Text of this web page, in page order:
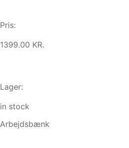
Pris:
1399.00 KR.
Lager:
in stock
Arbejdsbænk